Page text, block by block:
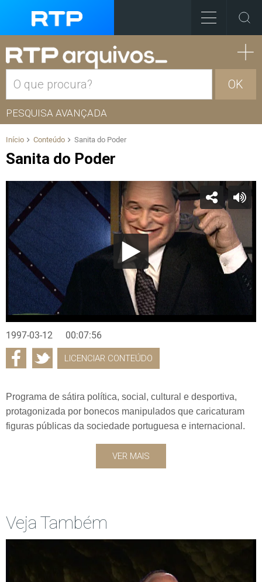
OK
PESQUISA AVANÇADA
Início Conteúdo Sanita do Poder
Sanita do Poder
1997-03-12 00:07:56
LICENCIAR CONTEÚDO
Programa de sátira política, social, cultural e desportiva,
protagonizada por bonecos manipulados que caricaturam
figuras públicas da sociedade portuguesa e internacional.
VER MAIS
Veja Também